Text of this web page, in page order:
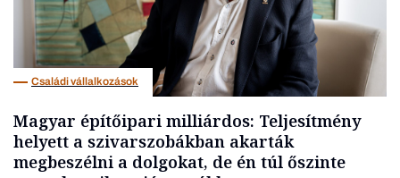
Családi vállalkozások
Magyar építőipari milliárdos: Teljesítmény
helyett a szivarszobákban akarták
megbeszélni a dolgokat, de én túl őszinte